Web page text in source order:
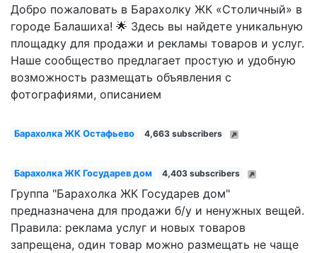
Добро пожаловать в Барахолку ЖК «Столичный» в
городе Балашиха! 🌟 Здесь вы найдете уникальную
площадку для продажи и рекламы товаров и услуг.
Наше сообщество предлагает простую и удобную
возможность размещать объявления с
фотографиями, описанием
Барахолка ЖК Остафьево 4,663 subscribers
Барахолка ЖК Государев дом 4,403 subscribers
Группа "Барахолка ЖК Государев дом"
предназначена для продажи б/у и ненужных вещей.
Правила: реклама услуг и новых товаров
запрещена, один товар можно размещать не чаще